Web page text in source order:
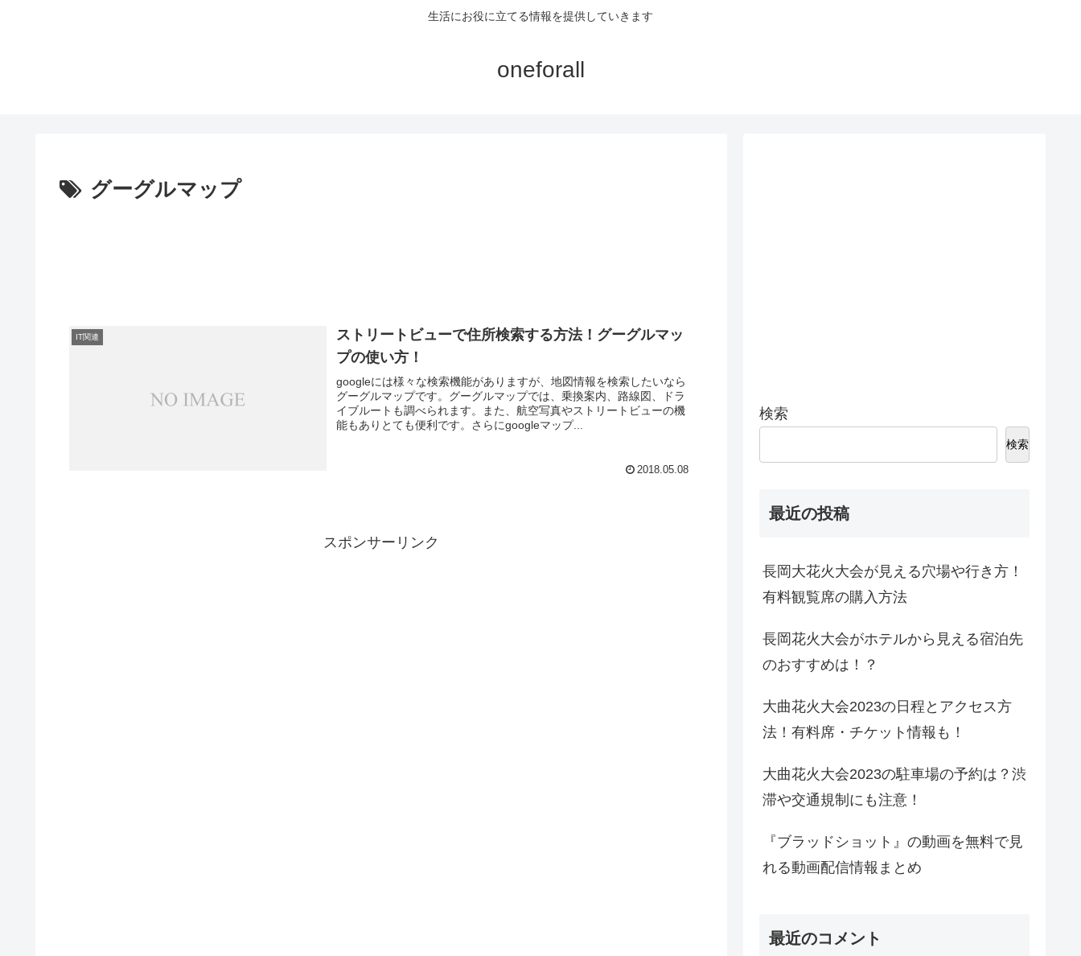
生活にお役に立てる情報を提供していきます
oneforall
グーグルマップ
IT関連
ストリートビューで住所検索する方法！グーグルマッ
プの使い方！
googleには様々な検索機能がありますが、地図情報を検索したいなら
グーグルマップです。グーグルマップでは、乗換案内、路線図、ドラ
イブルートも調べられます。また、航空写真やストリートビューの機
能もありとても便利です。さらにgoogleマップ...
2018.05.08
スポンサーリンク
検索
検索
最近の投稿
長岡大花火大会が見える穴場や行き方！
有料観覧席の購入方法
長岡花火大会がホテルから見える宿泊先
のおすすめは！？
大曲花火大会2023の日程とアクセス方
法！有料席・チケット情報も！
大曲花火大会2023の駐車場の予約は？渋
滞や交通規制にも注意！
『ブラッドショット』の動画を無料で見
れる動画配信情報まとめ
最近のコメント